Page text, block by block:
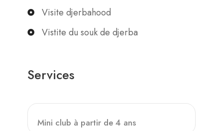
Visite djerbahood
Vistite du souk de djerba
Services
Mini club à partir de 4 ans